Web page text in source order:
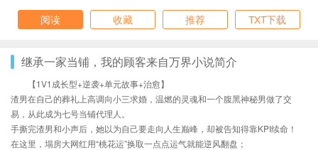
阅读
收藏 推荐 TXT下载
继承一家当铺，我的顾客来自万界小说简介
【1V1成长型+逆袭+单元故事+治愈】
渣男在自己的葬礼上高调向小三求婚，温燃的灵魂和一个腹黑神秘男做了交
易，从此成为七号当铺代理人。
手撕完渣男和小声后，她以为自己要走向人生巅峰，却被告知得靠KPI续命！
在这里，塌房大网红用“桃花运”换取一点点运气就能逆风翻盘；